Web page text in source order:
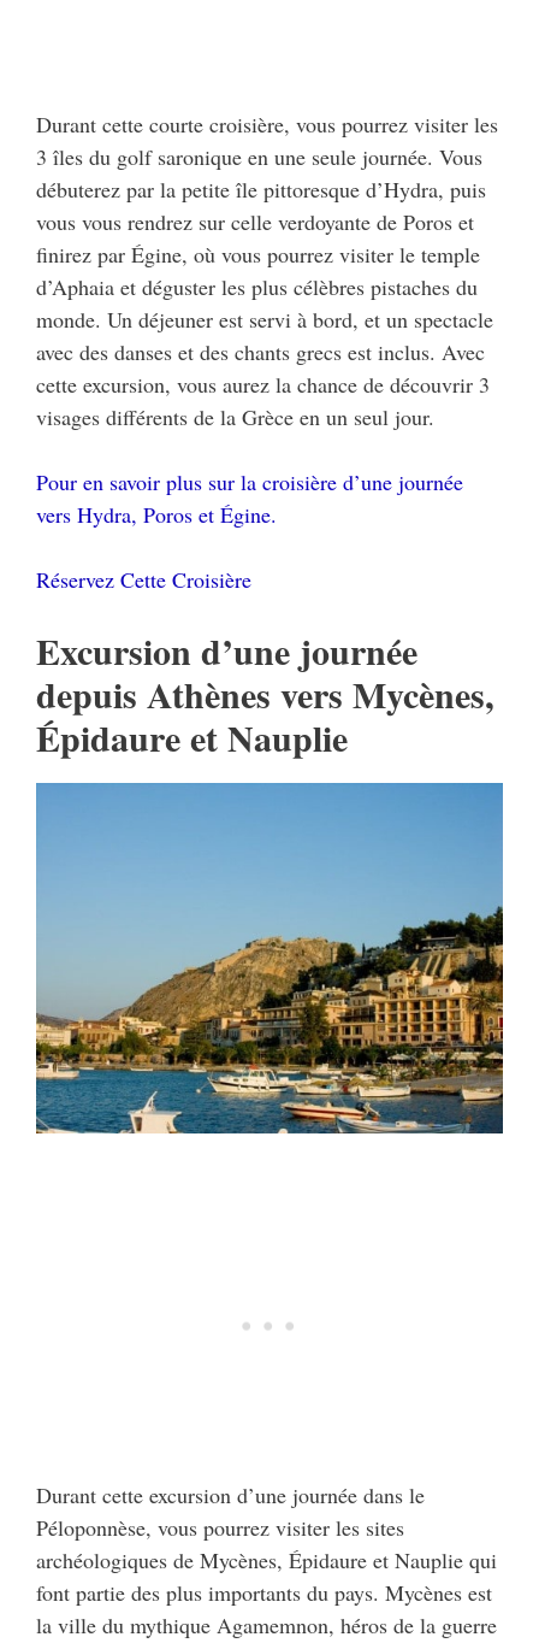
Durant cette courte croisière, vous pourrez visiter les
3 îles du golf saronique en une seule journée. Vous
débuterez par la petite île pittoresque d’Hydra, puis
vous vous rendrez sur celle verdoyante de Poros et
finirez par Égine, où vous pourrez visiter le temple
d’Aphaia et déguster les plus célèbres pistaches du
monde. Un déjeuner est servi à bord, et un spectacle
avec des danses et des chants grecs est inclus. Avec
cette excursion, vous aurez la chance de découvrir 3
visages différents de la Grèce en un seul jour.
Pour en savoir plus sur la croisière d’une journée
vers Hydra, Poros et Égine.
Réservez Cette Croisière
Excursion d’une journée
depuis Athènes vers Mycènes,
Épidaure et Nauplie
Durant cette excursion d’une journée dans le
Péloponnèse, vous pourrez visiter les sites
archéologiques de Mycènes, Épidaure et Nauplie qui
font partie des plus importants du pays. Mycènes est
la ville du mythique Agamemnon, héros de la guerre